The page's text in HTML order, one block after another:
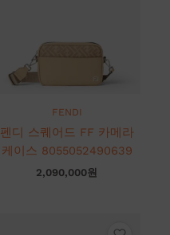
FENDI
펜디 스퀘어드 FF 카메라
케이스 8055052490639
2,090,000원